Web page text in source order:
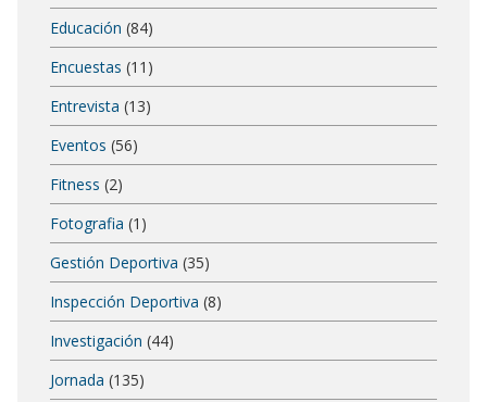
Educación (84)
Encuestas (11)
Entrevista (13)
Eventos (56)
Fitness (2)
Fotografia (1)
Gestión Deportiva (35)
Inspección Deportiva (8)
Investigación (44)
Jornada (135)